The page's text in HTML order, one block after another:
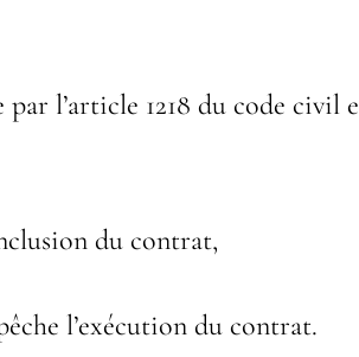
l’article 1218 du code civil
du contrat,
l’exécution du contrat.